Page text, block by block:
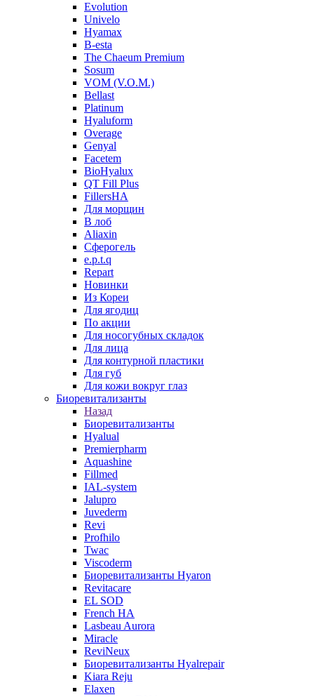
Evolution
Univelo
Hyamax
B-esta
The Chaeum Premium
Sosum
VOM (V.O.M.)
Bellast
Platinum
Hyaluform
Overage
Genyal
Facetem
BioHyalux
QT Fill Plus
FillersHA
Для морщин
В лоб
Aliaxin
Сферогель
e.p.t.q
Repart
Новинки
Из Кореи
Для ягодиц
По акции
Для носогубных складок
Для лица
Для контурной пластики
Для губ
Для кожи вокруг глаз
Биоревитализанты
Назад
Биоревитализанты
Hyalual
Premierpharm
Aquashine
Fillmed
IAL-system
Jalupro
Juvederm
Revi
Profhilo
Twac
Viscoderm
Биоревитализанты Hyaron
Revitacare
EL SOD
French HA
Lasbeau Aurora
Miracle
ReviNeux
Биоревитализанты Hyalrepair
Kiara Reju
Elaxen